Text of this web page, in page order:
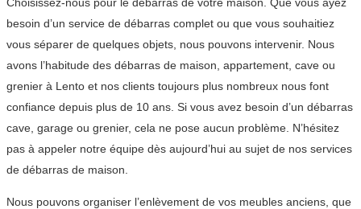
besoin d’un service de débarras complet ou que vous souhaitiez
vous séparer de quelques objets, nous pouvons intervenir. Nous
avons l’habitude des débarras de maison, appartement, cave ou
grenier à Lento et nos clients toujours plus nombreux nous font
confiance depuis plus de 10 ans. Si vous avez besoin d’un débarras
cave, garage ou grenier, cela ne pose aucun problème. N’hésitez
pas à appeler notre équipe dès aujourd’hui au sujet de nos services
de débarras de maison.
Nous pouvons organiser l’enlèvement de vos meubles anciens, que